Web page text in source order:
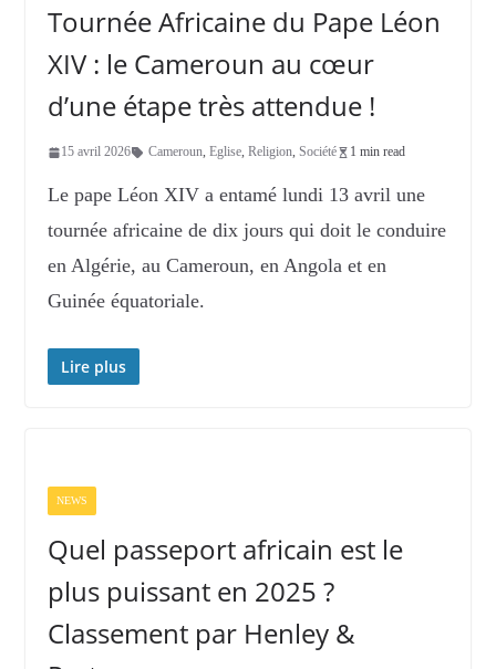
Tournée Africaine du Pape Léon
XIV : le Cameroun au cœur
d’une étape très attendue !
15 avril 2026 Cameroun, Eglise, Religion, Société 1 min read
Le pape Léon XIV a entamé lundi 13 avril une
tournée africaine de dix jours qui doit le conduire
en Algérie, au Cameroun, en Angola et en
Guinée équatoriale.
Lire plus
NEWS
Quel passeport africain est le
plus puissant en 2025 ?
Classement par Henley &